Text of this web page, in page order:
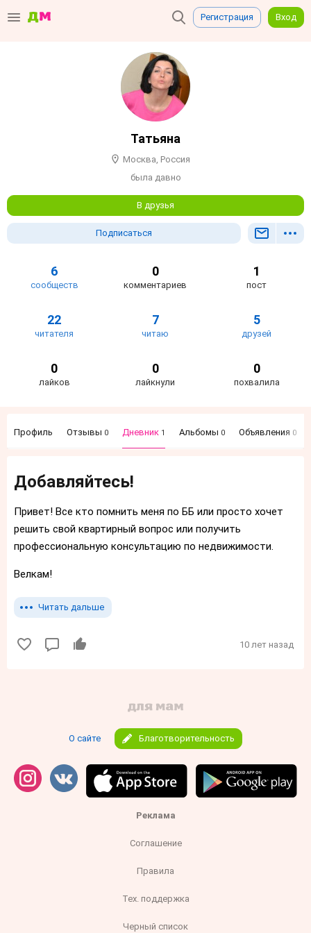
Регистрация Вход
Татьяна
Москва, Россия
была давно
В друзья
Подписаться
6
сообществ
0
комментариев
1
пост
22
читателя
7
читаю
5
друзей
0
лайков
0
лайкнули
0
похвалила
Профиль Отзывы 0 Дневник 1 Альбомы 0 Объявления 0
Добавляйтесь!
Привет! Все кто помнить меня по ББ или просто хочет
решить свой квартирный вопрос или получить
профессиональную консультацию по недвижимости.
Велкам!
Читать дальше
10 лет назад
О сайте Благотворительность
Реклама
Соглашение
Правила
Тех. поддержка
Черный список